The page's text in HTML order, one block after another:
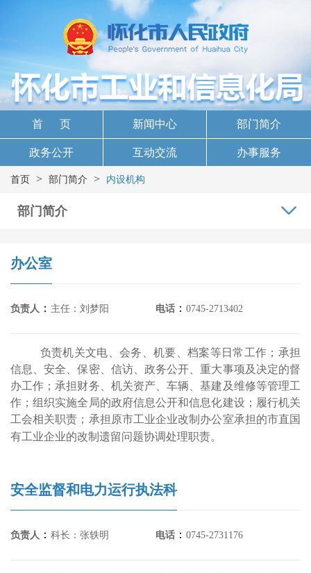
首 页 新闻中心 部门简介
政务公开 互动交流 办事服务
首页 > 部门简介 > 内设机构
部门简介
办公室
负责人 ： 主任：刘梦阳 电话 ： 0745-2713402
负责机关文电、会务、机要、档案等日常工作；承担
信息、安全、保密、信访、政务公开、重大事项及决定的督
办工作；承担财务、机关资产、车辆、基建及维修等管理工
作；组织实施全局的政府信息公开和信息化建设；履行机关
工会相关职责；承担原市工业企业改制办公室承担的市直国
有工业企业的改制遗留问题协调处理职责。
安全监督和电力运行执法科
负责人 ： 科长：张轶明 电话 ： 0745-2731176